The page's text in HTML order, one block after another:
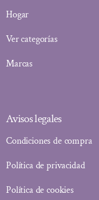
Hogar
Ver categorías
Marcas
Avisos legales
Condiciones de compra
Política de privacidad
Política de cookies